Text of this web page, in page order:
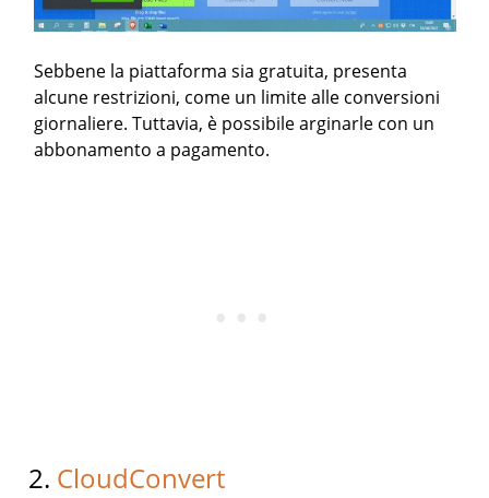
Sebbene la piattaforma sia gratuita, presenta
alcune restrizioni, come un limite alle conversioni
giornaliere. Tuttavia, è possibile arginarle con un
abbonamento a pagamento.
2. CloudConvert